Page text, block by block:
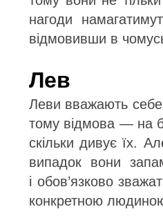
нагоди
відмовивши в
Лев
Леви вважають
тому відмова — на
скільки дивує їх.
випадок вони
і обов’язково
конкретною